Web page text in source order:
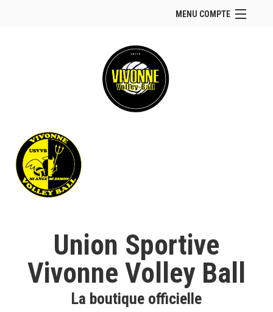
MENU COMPTE
Site Web du club
Facebook
Se connecter
Panier (vide
Union Sportive
Vivonne Volley Ball
La boutique officielle